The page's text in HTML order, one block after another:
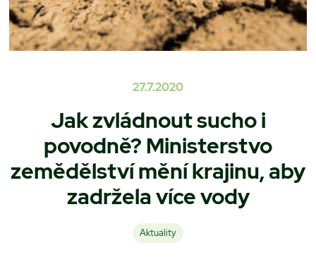
27.7.2020
Jak zvládnout sucho i
povodně? Ministerstvo
zemědělství mění krajinu, aby
zadržela více vody
Aktuality